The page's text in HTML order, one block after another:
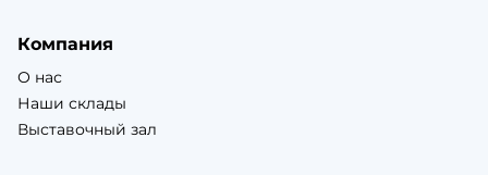
Компания
О нас
Наши склады
Выставочный зал